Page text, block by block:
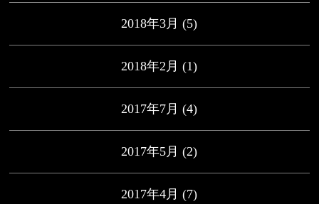
2018年3月 (5)
2018年2月 (1)
2017年7月 (4)
2017年5月 (2)
2017年4月 (7)